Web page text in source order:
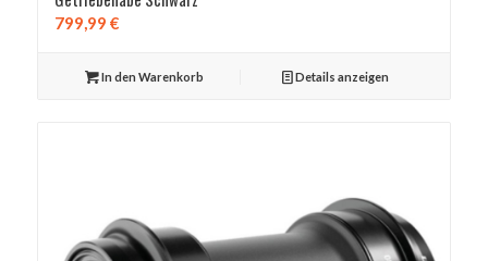
799,99 €
In den Warenkorb Details anzeigen